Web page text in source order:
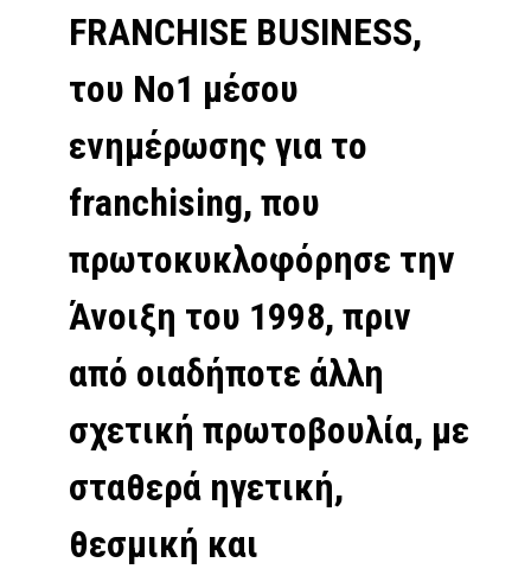
FRANCHISE BUSINESS,
του Νο1 μέσου
ενημέρωσης για το
franchising, που
πρωτοκυκλοφόρησε την
Άνοιξη του 1998, πριν
από οιαδήποτε άλλη
σχετική πρωτοβουλία, με
σταθερά ηγετική,
θεσμική και